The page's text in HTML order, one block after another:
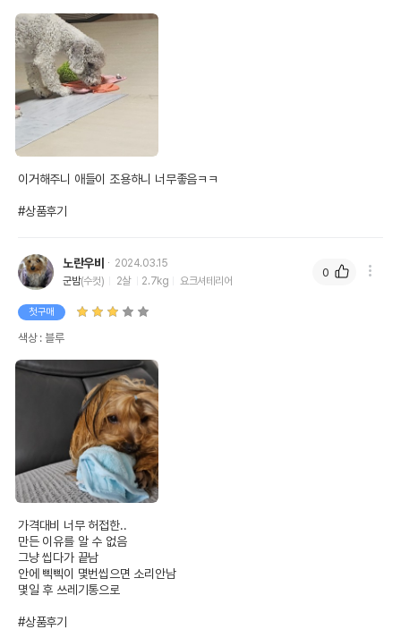
이거해주니 애들이 조용하니 너무좋음ㅋㅋ
#상품후기
노란우비
2024.03.15
군밤(수컷) 2살 2.7kg 요크셔테리어
첫구매
색상 : 블루
가격대비 너무 허접한..
만든 이유를 알 수 없음
그냥 씹다가 끝남
안에 삑삑이 몇번씹으면 소리안남
몇일 후 쓰레기통으로
#상품후기
0